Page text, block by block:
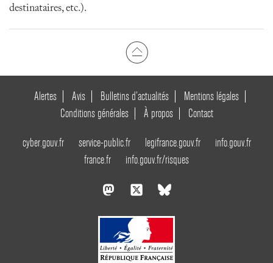
destinataires, etc.).
Alertes Avis Bulletins d’actualités
Mentions légales
Conditions générales
À propos Contact
cyber.gouv.fr service-public.fr legifrance.gouv.fr
info.gouv.fr
france.fr
info.gouv.fr/risques